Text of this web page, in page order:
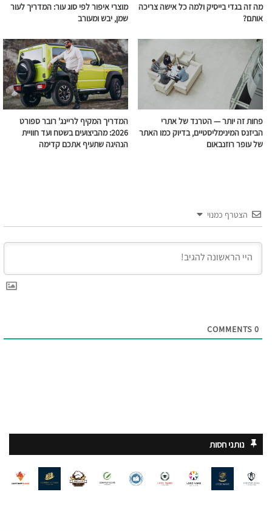
מה זה בגדי בייסיק ולמה כל אישה צריכה
אותם?
מוצרי איפור לפי סוג עור: המדריך לעור
שמן, יבש ומעורב
פחות זה יותר — הטרנד של אתרי
הביזנס המינימליסטיים, בדיוק כמו האתר
של עופר רוזנבאום
המדריך המקיף לריינג' רובר ספורט
2026: מהביצועים בשטח ועד חוויית
הנהיגה שתעיף אתכם קדימה
הצטרף כמנוי
0
נותני חסות